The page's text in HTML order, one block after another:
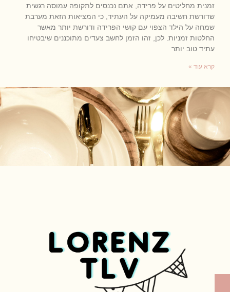
זמנית מחליטים על פרידה, אתם נכנסים לתקופה עמוסה רגשית
שדורשת חשיבה מעמיקה על העתיד, כי המציאות הזאת מערבת
שמחה על הילד הצפוי עם קושי הפרידה ודורשת יותר מאשר
החלטות זמניות. לכן, זהו הזמן לחשב צעדים מתוכננים שיבטיחו
עתיד טוב יותר
קרא עוד »